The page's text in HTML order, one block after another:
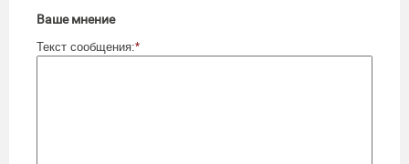
Ваше мнение
Текст сообщения:*